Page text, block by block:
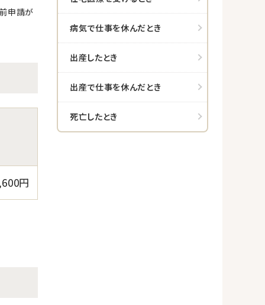
申請が
円
病気で仕事を休んだとき
出産したとき
出産で仕事を休んだとき
死亡したとき